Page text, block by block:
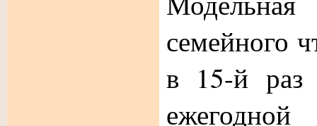
семейного
в 15-й раз